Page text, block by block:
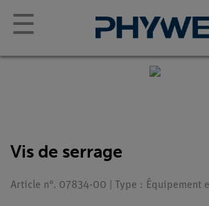
☰
Vis de serrage
Article n°. 07834-00 | Type : Équipement